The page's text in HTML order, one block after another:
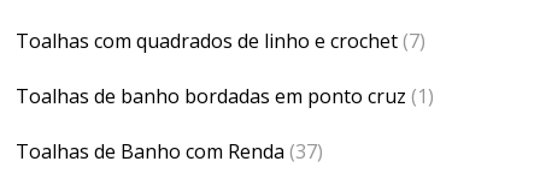
Toalhas com quadrados de linho e crochet(7)
Toalhas de banho bordadas em ponto cruz (1)
Toalhas de Banho com Renda (37)